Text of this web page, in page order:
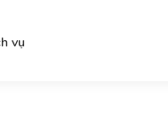
vụ